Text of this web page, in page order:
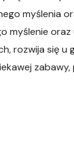
myślenia
myślenie
rozwija się u